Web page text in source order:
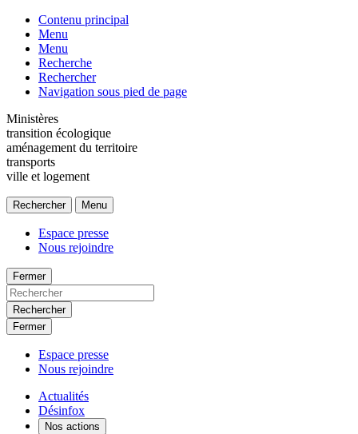
Contenu principal
Menu
Menu
Recherche
Rechercher
Navigation sous pied de page
Ministères
transition écologique
aménagement du territoire
transports
ville et logement
Rechercher Menu
Espace presse
Nous rejoindre
Fermer
Rechercher
Fermer
Espace presse
Nous rejoindre
Actualités
Désinfox
Nos actions